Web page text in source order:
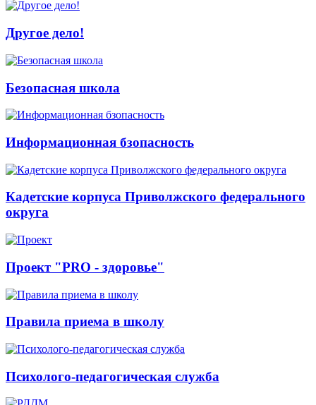
Другое дело!
Безопасная школа
Информационная бзопасность
Кадетские корпуса Приволжского федерального
округа
Проект "PRO - здоровье"
Правила приема в школу
Психолого-педагогическая служба